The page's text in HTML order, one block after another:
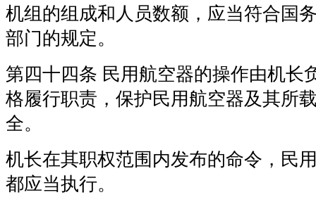
机组的组成和人员数额，应当符合国
部门的规定。
第四十四条 民用航空器的操作由机长
格履行职责，保护民用航空器及其所
全。
机长在其职权范围内发布的命令，民
都应当执行。